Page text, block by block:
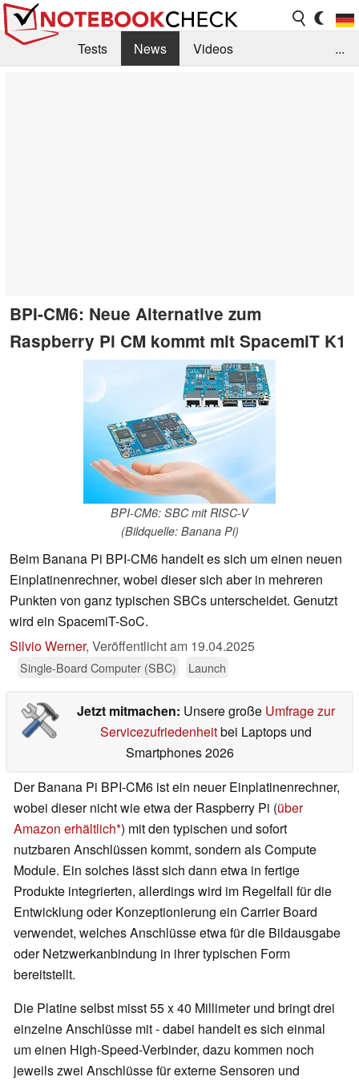
Tests News
Videos
...
BPI-CM6: Neue Alternative zum
Raspberry Pi CM kommt mit SpacemiT K1
BPI-CM6: SBC mit RISC-V
(Bildquelle: Banana Pi)
Beim Banana Pi BPI-CM6 handelt es sich um einen neuen
Einplatinenrechner, wobei dieser sich aber in mehreren
Punkten von ganz typischen SBCs unterscheidet. Genutzt
wird ein SpacemiT-SoC.
Silvio Werner, Veröffentlicht am 19.04.2025
Single-Board Computer (SBC) Launch
Jetzt mitmachen: Unsere große Umfrage zur
Servicezufriedenheitbei Laptops und
Smartphones 2026
Der Banana Pi BPI-CM6 ist ein neuer Einplatinenrechner,
wobei dieser nicht wie etwa der Raspberry Pi (über
Amazon erhältlich ) mit den typischen und sofort
nutzbaren Anschlüssen kommt, sondern als Compute
Module. Ein solches lässt sich dann etwa in fertige
Produkte integrierten, allerdings wird im Regelfall für die
Entwicklung oder Konzeptionierung ein Carrier Board
verwendet, welches Anschlüsse etwa für die Bildausgabe
oder Netzwerkanbindung in ihrer typischen Form
bereitstellt.
Die Platine selbst misst 55 x 40 Millimeter und bringt drei
einzelne Anschlüsse mit - dabei handelt es sich einmal
um einen High-Speed-Verbinder, dazu kommen noch
jeweils zwei Anschlüsse für externe Sensoren und